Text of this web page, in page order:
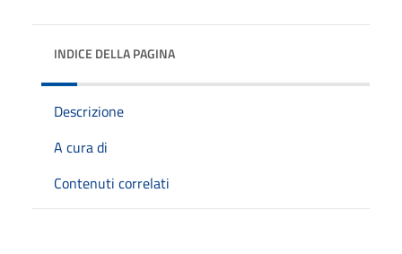
INDICE DELLA PAGINA
Descrizione
A cura di
Contenuti correlati